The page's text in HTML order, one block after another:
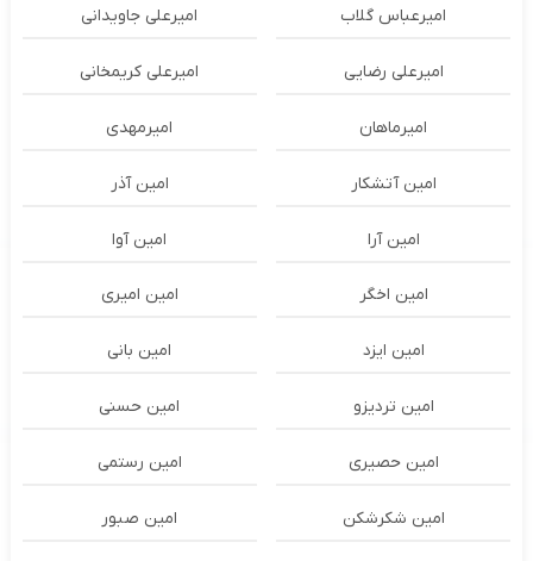
امیرعباس گلاب امیرعلی جاویدانی
امیرعلی رضایی امیرعلی کریمخانی
امیرماهان امیرمهدی
امین آتشکار امین آذر
امین آرا امین آوا
امین اخگر امین امیری
امین ایزد امین بانی
امین تردیزو امین حسنی
امین حصیری امین رستمی
امین شکرشکن امین صبور